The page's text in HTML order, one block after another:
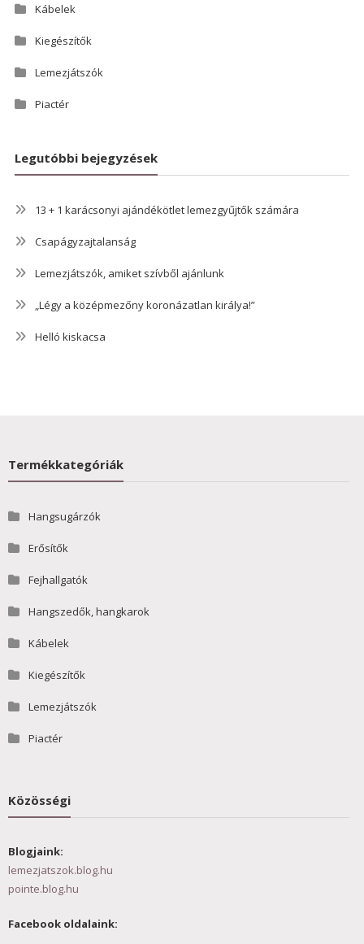
Kábelek
Kiegészítők
Lemezjátszók
Piactér
Legutóbbi bejegyzések
13 + 1 karácsonyi ajándékötlet lemezgyűjtők számára
Csapágyzajtalanság
Lemezjátszók, amiket szívből ajánlunk
„Légy a középmezőny koronázatlan királya!”
Helló kiskacsa
Termékkategóriák
Hangsugárzók
Erősítők
Fejhallgatók
Hangszedők, hangkarok
Kábelek
Kiegészítők
Lemezjátszók
Piactér
Közösségi
Blogjaink:
lemezjatszok.blog.hu
pointe.blog.hu
Facebook oldalaink: